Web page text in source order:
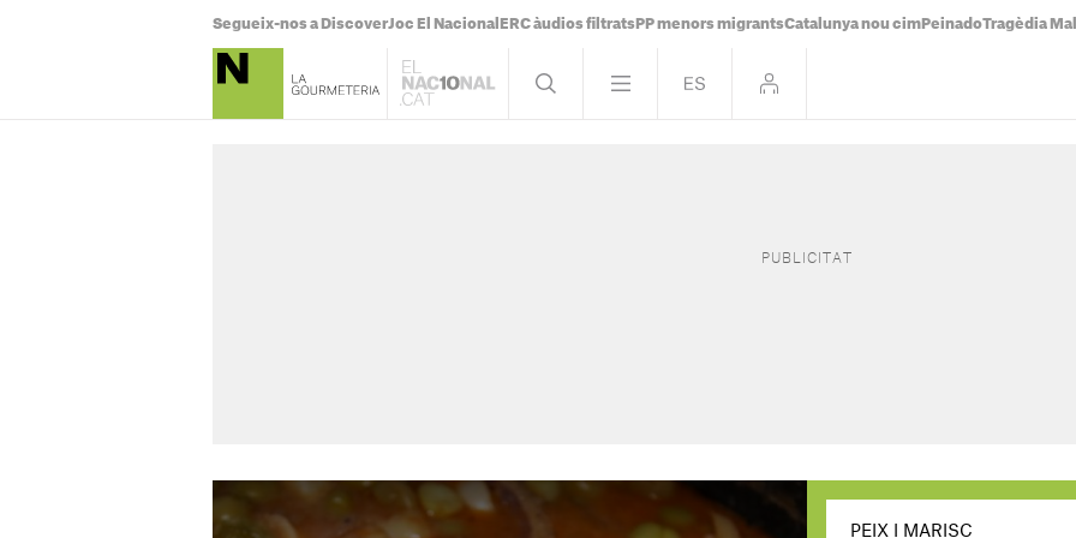
Segueix-nos a DiscoverJoc El Nacional ERC àudios filtrats PP menors migrantsCatalunya nou cim PeinadoTragèdia
PEIX I MARISC